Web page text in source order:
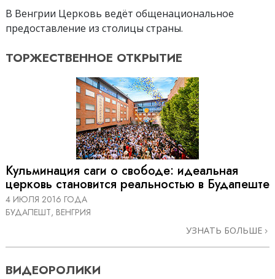
В Венгрии Церковь ведёт общенациональное
предоставление из столицы страны.
ТОРЖЕСТВЕННОЕ ОТКРЫТИЕ
Кульминация саги о свободе: идеальная
церковь становится реальностью в Будапеште
4 ИЮЛЯ 2016 ГОДА
БУДАПЕШТ, ВЕНГРИЯ
УЗНАТЬ БОЛЬШЕ
ВИДЕОРОЛИКИ